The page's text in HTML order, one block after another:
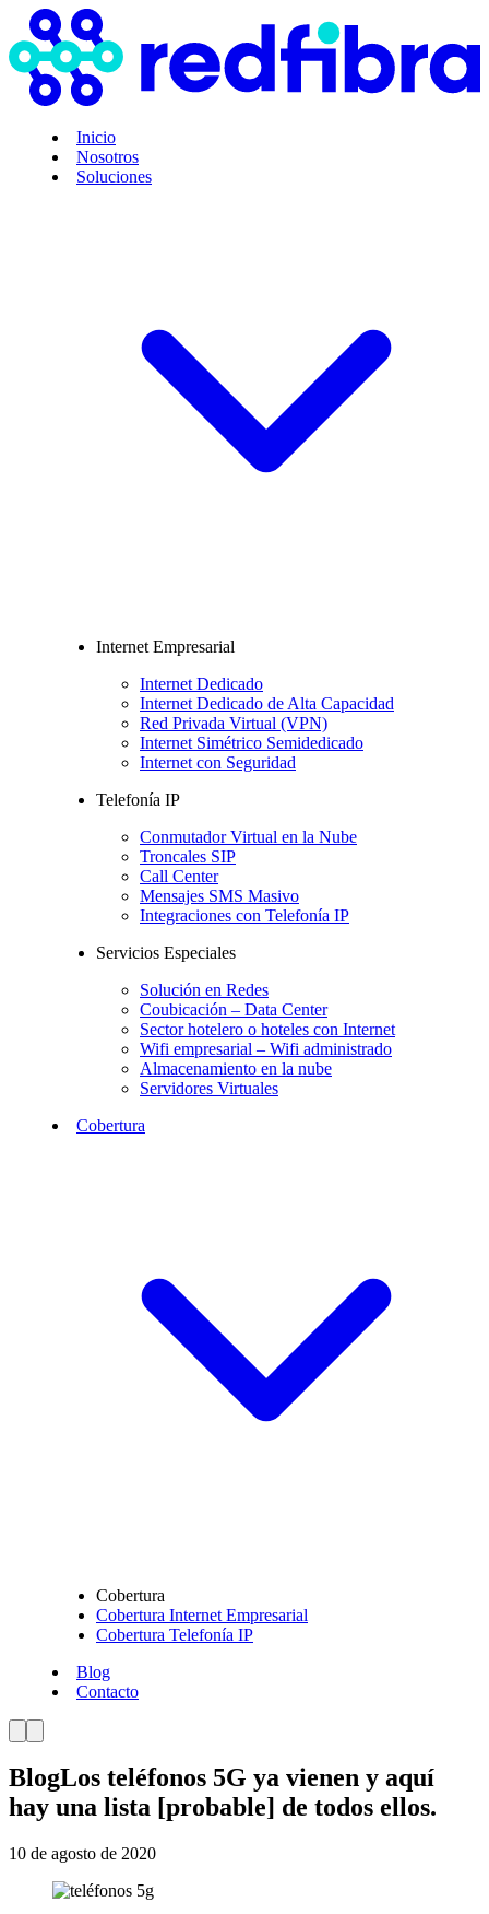
Inicio
Nosotros
Soluciones
Internet Empresarial
Internet Dedicado
Internet Dedicado de Alta Capacidad
Red Privada Virtual (VPN)
Internet Simétrico Semidedicado
Internet con Seguridad
Telefonía IP
Conmutador Virtual en la Nube
Troncales SIP
Call Center
Mensajes SMS Masivo
Integraciones con Telefonía IP
Servicios Especiales
Solución en Redes
Coubicación – Data Center
Sector hotelero o hoteles con Internet
Wifi empresarial – Wifi administrado
Almacenamiento en la nube
Servidores Virtuales
Cobertura
Cobertura
Cobertura Internet Empresarial
Cobertura Telefonía IP
Blog
Contacto
BlogLos teléfonos 5G ya vienen y aquí
hay una lista [probable] de todos ellos.
10 de agosto de 2020